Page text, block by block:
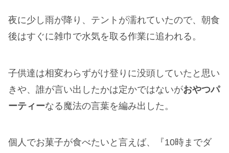
夜に少し雨が降り、テントが濡れていたので、朝食
後はすぐに雑巾で水気を取る作業に追われる。
子供達は相変わらずがけ登りに没頭していたと思い
きや、誰が言い出したかは定かではないがおやつパ
ーティーなる魔法の言葉を編み出した。
個人でお菓子が食べたいと言えば、『10時までダ